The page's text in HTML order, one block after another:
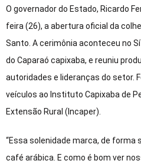
O governador do Estado, Ricardo
feira (26), a abertura oficial da
Santo. A cerimônia aconteceu no
do Caparaó capixaba, e reuniu
autoridades e lideranças do setor.
veículos ao Instituto Capixaba de
Extensão Rural (Incaper).
“Essa solenidade marca, de forma
café arábica. E como é bom ver